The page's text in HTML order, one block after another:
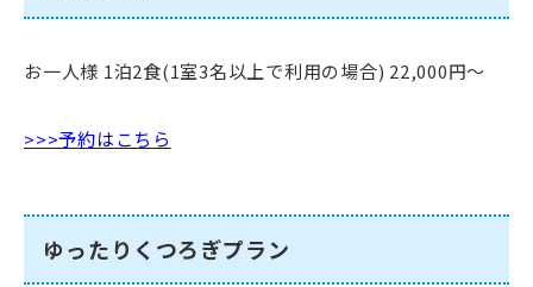
お一人様 1泊2食(1室3名以上で利用の場合) 22,000円～
>>>予約はこちら
ゆったりくつろぎプラン